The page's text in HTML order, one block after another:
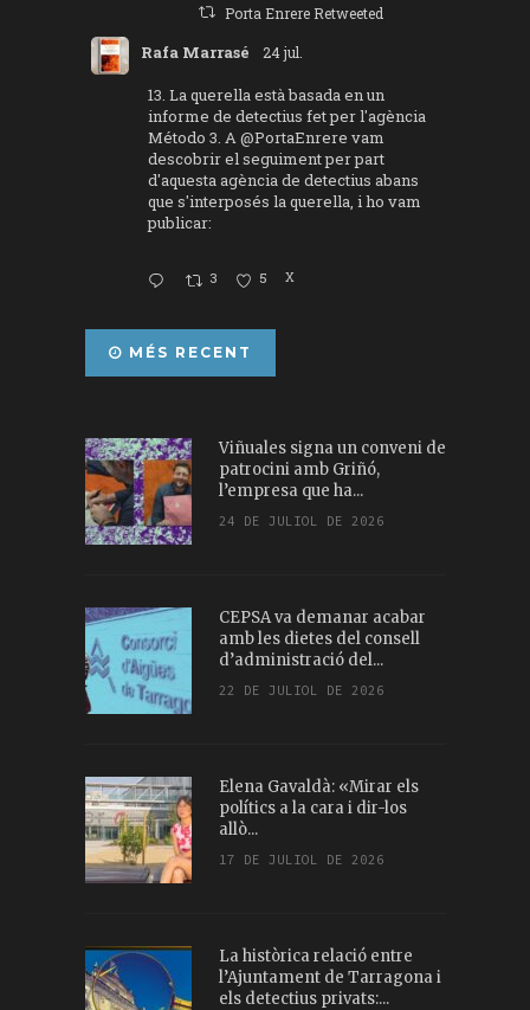
Porta Enrere Retweeted
Rafa Marrasé 24 jul.
13. La querella està basada en un
informe de detectius fet per l'agència
Método 3. A@PortaEnrere vam
descobrir el seguiment per part
d'aquesta agència de detectius abans
que s'interposés la querella, i ho vam
publicar:
3 5 X
MÉS RECENT
Viñuales signa un conveni de
patrocini amb Griñó,
l’empresa que ha...
24 DE JULIOL DE 2026
CEPSA va demanar acabar
amb les dietes del consell
d’administració del...
22 DE JULIOL DE 2026
Elena Gavaldà: «Mirar els
polítics a la cara i dir-los
allò...
17 DE JULIOL DE 2026
La històrica relació entre
l’Ajuntament de Tarragona i
els detectius privats:...